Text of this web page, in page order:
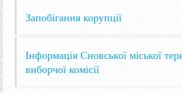
Запобігання корупції
Інформація Сновської міської
виборчої комісії